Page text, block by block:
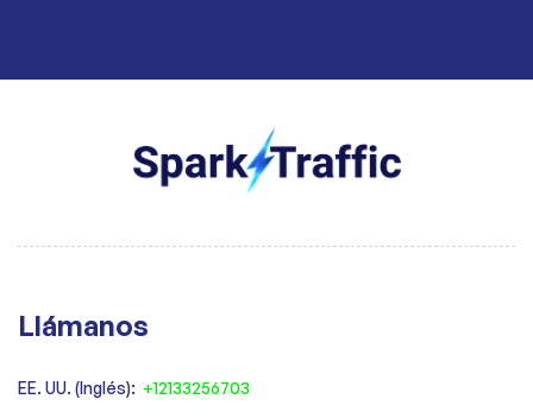
Llámanos
EE. UU. (Inglés): +12133256703